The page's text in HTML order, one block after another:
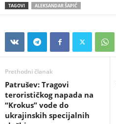
TAGOVI ALEKSANDAR ŠAPIĆ
Prethodni članak
Patrušev: Tragovi
terorističkog napada na
“Krokus” vode do
ukrajinskih specijalnih